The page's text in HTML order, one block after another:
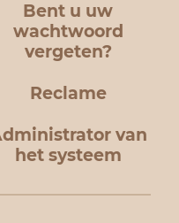
Bent u uw
wachtwoord
vergeten?
Reclame
van
het systeem